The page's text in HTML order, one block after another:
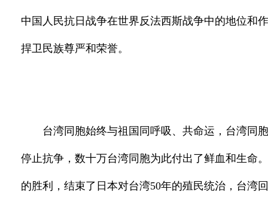
中国人民抗日战争在世界反法西斯战争中的地位和
捍卫民族尊严和荣誉。
台湾同胞始终与祖国同呼吸、共命运，台湾同
停止抗争，数十万台湾同胞为此付出了鲜血和生命
的胜利，结束了日本对台湾50年的殖民统治，台湾